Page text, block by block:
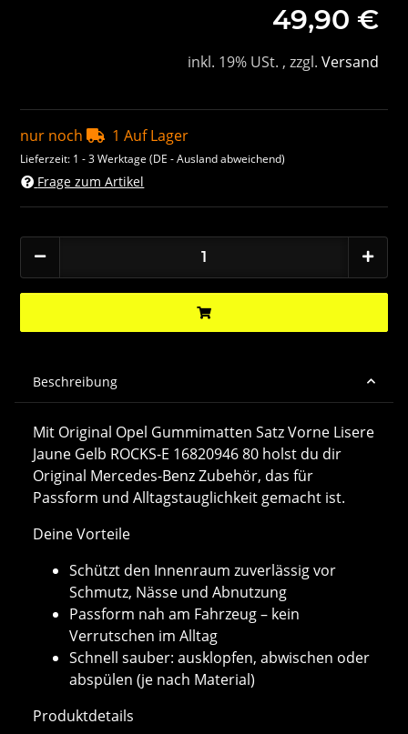
49,90 €
inkl. 19% USt. , zzgl. Versand
nur noch 1 Auf Lager
Lieferzeit: 1 - 3 Werktage(DE - Ausland abweichend)
Frage zum Artikel
Beschreibung
Mit Original Opel Gummimatten Satz Vorne Lisere
Jaune Gelb ROCKS-E 16820946 80 holst du dir
Original Mercedes-Benz Zubehör, das für
Passform und Alltagstauglichkeit gemacht ist.
Deine Vorteile
Schützt den Innenraum zuverlässig vor
Schmutz, Nässe und Abnutzung
Passform nah am Fahrzeug – kein
Verrutschen im Alltag
Schnell sauber: ausklopfen, abwischen oder
abspülen (je nach Material)
Produktdetails